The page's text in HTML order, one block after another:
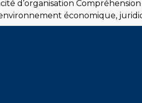
d’organisation
économique,